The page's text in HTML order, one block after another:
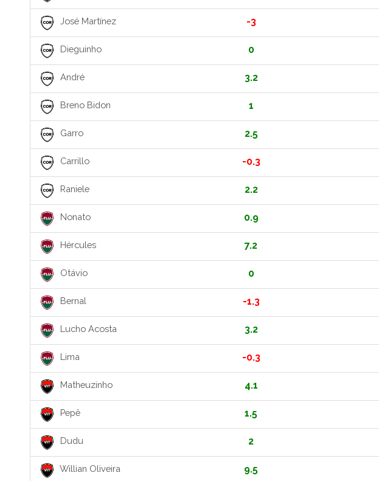
José Martínez -3
Dieguinho 0
André 3.2
Breno Bidon 1
Garro 2.5
Carrillo -0.3
Raniele 2.2
Nonato 0.9
Hércules 7.2
Otávio 0
Bernal -1.3
Lucho Acosta 3.2
Lima -0.3
Matheuzinho 4.1
Pepê 1.5
Dudu 2
Willian Oliveira 9.5